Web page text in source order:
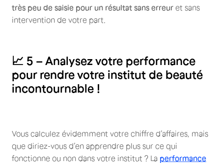
très peu de saisie pour un résultat sans erreur et sans
intervention de votre part.
📈 5 – Analysez votre performance
pour rendre votre institut de beauté
incontournable !
Vous calculez évidemment votre chiffre d’affaires, mais
que diriez-vous d’en apprendre plus sur ce qui
fonctionne ou non dans votre institut ? La performance